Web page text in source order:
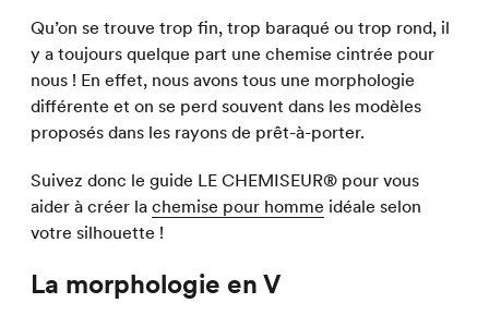
Qu’on se trouve trop fin, trop baraqué ou trop rond, il
y a toujours quelque part une chemise cintrée pour
nous ! En effet, nous avons tous une morphologie
différente et on se perd souvent dans les modèles
proposés dans les rayons de prêt-à-porter.
Suivez donc le guide LE CHEMISEUR® pour vous
aider à créer la chemise pour homme idéale selon
votre silhouette !
La morphologie en V